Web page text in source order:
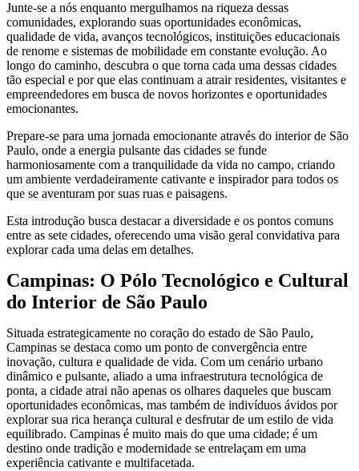
Junte-se a nós enquanto mergulhamos na riqueza dessas
comunidades, explorando suas oportunidades econômicas,
qualidade de vida, avanços tecnológicos, instituições educacionais
de renome e sistemas de mobilidade em constante evolução. Ao
longo do caminho, descubra o que torna cada uma dessas cidades
tão especial e por que elas continuam a atrair residentes, visitantes e
empreendedores em busca de novos horizontes e oportunidades
emocionantes.
Prepare-se para uma jornada emocionante através do interior de São
Paulo, onde a energia pulsante das cidades se funde
harmoniosamente com a tranquilidade da vida no campo, criando
um ambiente verdadeiramente cativante e inspirador para todos os
que se aventuram por suas ruas e paisagens.
Esta introdução busca destacar a diversidade e os pontos comuns
entre as sete cidades, oferecendo uma visão geral convidativa para
explorar cada uma delas em detalhes.
Campinas: O Pólo Tecnológico e Cultural
do Interior de São Paulo
Situada estrategicamente no coração do estado de São Paulo,
Campinas se destaca como um ponto de convergência entre
inovação, cultura e qualidade de vida. Com um cenário urbano
dinâmico e pulsante, aliado a uma infraestrutura tecnológica de
ponta, a cidade atrai não apenas os olhares daqueles que buscam
oportunidades econômicas, mas também de indivíduos ávidos por
explorar sua rica herança cultural e desfrutar de um estilo de vida
equilibrado. Campinas é muito mais do que uma cidade; é um
destino onde tradição e modernidade se entrelaçam em uma
experiência cativante e multifacetada.